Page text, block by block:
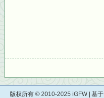
版权所有 © 2010-2025 iGFW | 基于